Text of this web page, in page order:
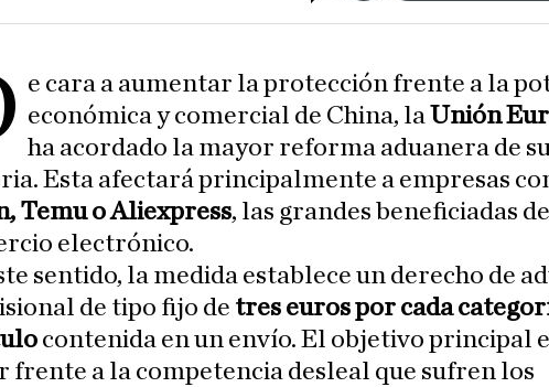
e cara a aumentar la protección frente a la
económica y comercial de China, laUnión
ha acordado la mayor reforma aduanera de
Esta afectará principalmente a empresas
Temu o Aliexpress, las grandes beneficiadas
electrónico.
sentido, la medida establece un derecho de
de tipo fijo de tres euros por cada
contenida en un envío. El objetivo principal
frente a la competencia desleal que sufren los